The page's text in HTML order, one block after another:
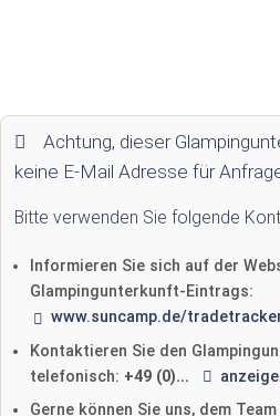
Achtung, dieser
keine E-Mail Adresse für
Bitte verwenden Sie folgende
Informieren Sie sich auf der
Glampingunterkunft-Eintrags:
www.suncamp.de/
Kontaktieren Sie den
telefonisch: +49 (0)...
Gerne können Sie uns, dem